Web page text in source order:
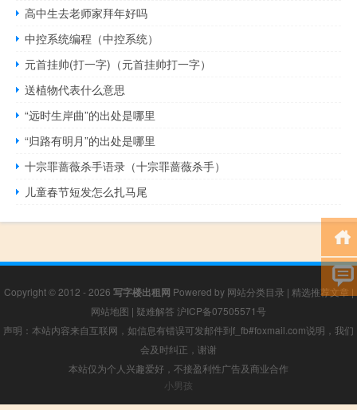
高中生去老师家拜年好吗
中控系统编程（中控系统）
元首挂帅(打一字)（元首挂帅打一字）
送植物代表什么意思
“远时生岸曲”的出处是哪里
“归路有明月”的出处是哪里
十宗罪蔷薇杀手语录（十宗罪蔷薇杀手）
儿童春节短发怎么扎马尾
Copyright © 2012 - 2026 写字楼出租网 Powered by 网站分类目录 | 精选推荐文章 |
网站地图 | 疑难解答 沪ICP备07505571号
声明：本站内容来自互联网，如信息有错误可发邮件到f_fb#foxmail.com说明，我们
会及时纠正，谢谢
本站仅为个人兴趣爱好，不接盈利性广告及商业合作
小男孩